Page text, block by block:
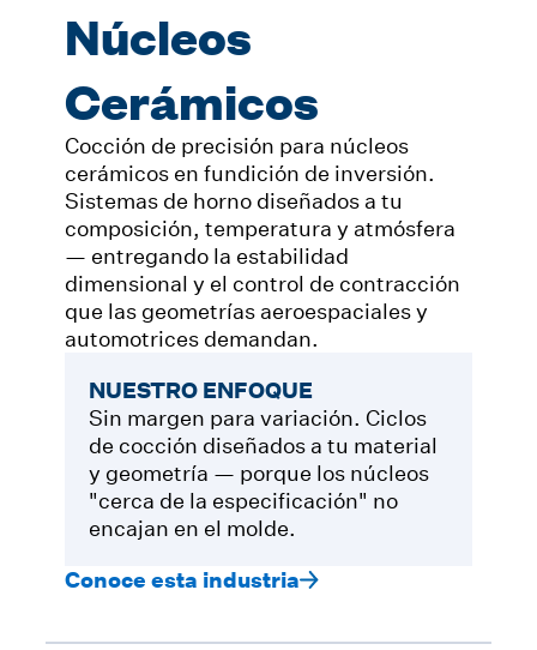
Núcleos
Cerámicos
Cocción de precisión para núcleos
cerámicos en fundición de inversión.
Sistemas de horno diseñados a tu
composición, temperatura y atmósfera
— entregando la estabilidad
dimensional y el control de contracción
que las geometrías aeroespaciales y
automotrices demandan.
NUESTRO ENFOQUE
Sin margen para variación. Ciclos
de cocción diseñados a tu material
y geometría — porque los núcleos
"cerca de la especificación" no
encajan en el molde.
Conoce esta industria